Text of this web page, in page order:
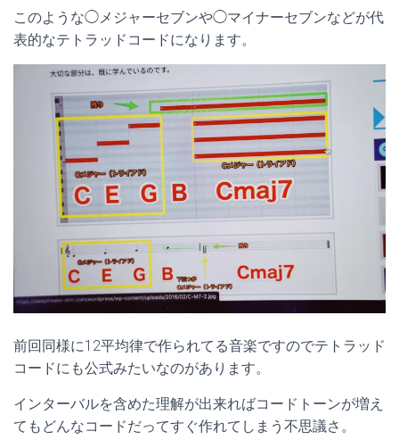
このような◯メジャーセブンや◯マイナーセブンなどが代
表的なテトラッドコードになります。
前回同様に12平均律で作られてる音楽ですのでテトラッド
コードにも公式みたいなのがあります。
インターバルを含めた理解が出来ればコードトーンが増え
てもどんなコードだってすぐ作れてしまう不思議さ。